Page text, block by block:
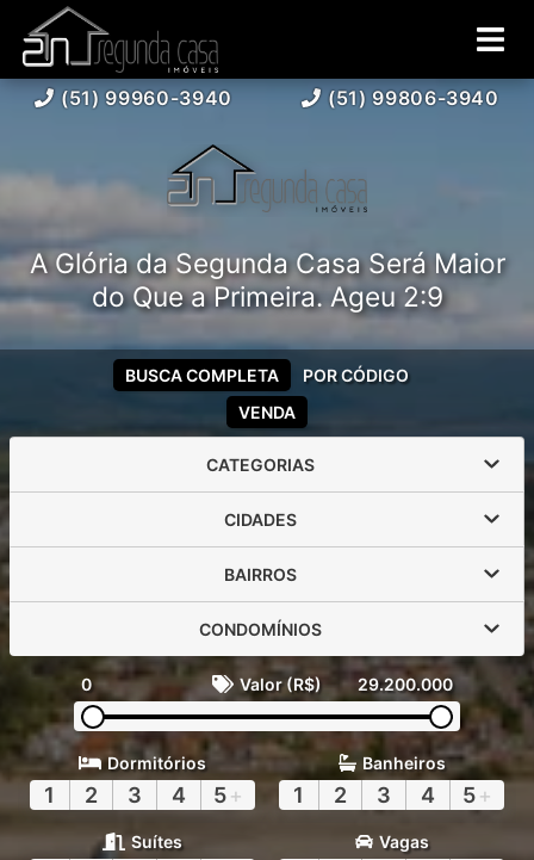
(51) 99960-3940 (51) 99806-3940
A Glória da Segunda Casa Será Maior
do Que a Primeira. Ageu 2:9
VENDA
BUSCA COMPLETA POR CÓDIGO
CATEGORIAS
CIDADES
BAIRROS
CONDOMÍNIOS
0 Valor (R$) 29.200.000
Dormitórios
1 2 3 4 5+
Banheiros
1 2 3 4 5+
Suítes Vagas